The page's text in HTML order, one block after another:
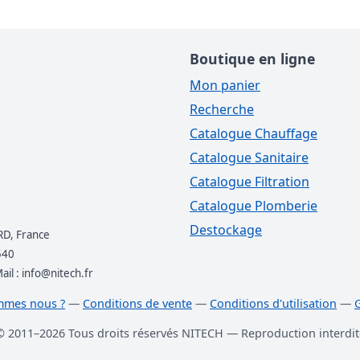
France
: info@nitech.fr
Boutique en ligne
Mon panier
Recherche
Catalogue Chauffage
Catalogue Sanitaire
Catalogue Filtration
Catalogue Plomberie
Destockage
nous ? — Conditions de vente — Conditions d'utilisation —
2011–2026 Tous droits réservés NITECH — Reproduction